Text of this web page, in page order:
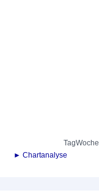
TagWoche
► Chartanalyse